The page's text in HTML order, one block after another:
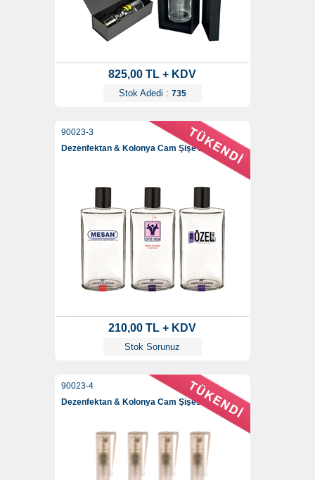
825,00 TL + KDV
Stok Adedi : 735
90023-3
Dezenfektan & Kolonya Cam Şişe 200 Ml
210,00 TL + KDV
Stok Sorunuz
90023-4
Dezenfektan & Kolonya Cam Şişesi 8 Ml